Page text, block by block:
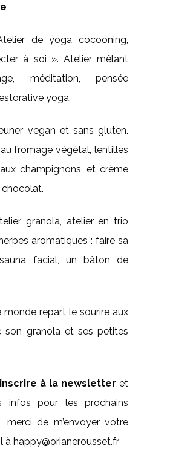
de yoga cocooning,
à soi ». Atelier mêlant
méditation, pensée
yoga.
vegan et sans gluten.
fromage végétal, lentilles
champignons, et crème
granola, atelier en trio
aromatiques : faire sa
facial, un bâton de
monde repart le sourire aux
son granola et ses petites
à la newsletter et
infos pour les prochains
merci de m’envoyer votre
à happy@orianerousset.fr